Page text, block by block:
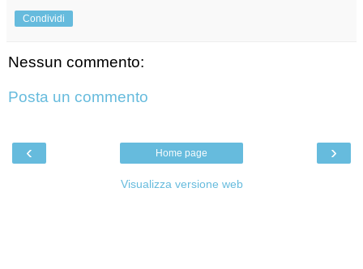
Condividi
Nessun commento:
Posta un commento
‹ ›
Home page
Visualizza versione web